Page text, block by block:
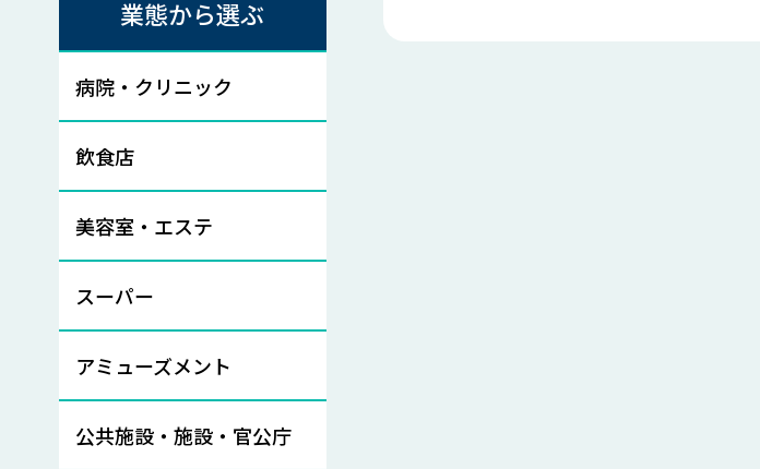
業態から選ぶ
病院・クリニック
飲食店
美容室・エステ
スーパー
アミューズメント
公共施設・施設・官公庁